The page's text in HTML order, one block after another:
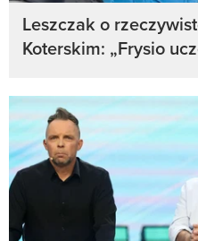
Leszczak o
Koterskim: „Frysio